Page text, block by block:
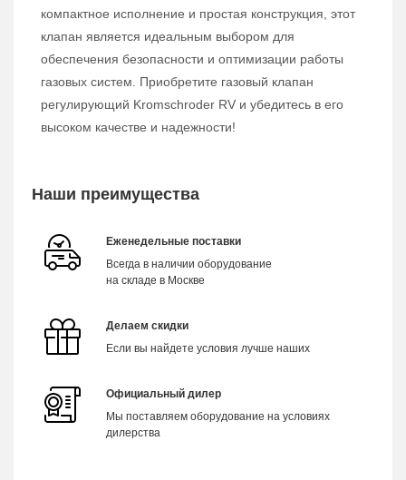
компактное исполнение и простая конструкция, этот
клапан является идеальным выбором для
обеспечения безопасности и оптимизации работы
газовых систем. Приобретите газовый клапан
регулирующий Kromschroder RV и убедитесь в его
высоком качестве и надежности!
Наши преимущества
Еженедельные поставки
Всегда в наличии оборудование
на складе в Москве
Делаем скидки
Если вы найдете условия лучше наших
Официальный дилер
Мы поставляем оборудование на условиях
дилерства